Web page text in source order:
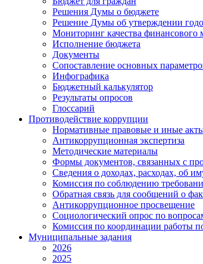
Решения Думы о бюджете
Решение Думы об утверждении
Мониторинг качества финансового
Исполнение бюджета
Документы
Сопоставление основных
Инфографика
Бюджетный калькулятор
Результаты опросов
Глоссарий
Противодействие коррупции
Нормативные правовые и иные
Антикоррупционная экспертиза
Методические материалы
Формы документов, связанных с
Сведения о доходах, расходах, об
Комиссия по соблюдению
Обратная связь для сообщений о
Антикоррупционное просвещение
Социологический опрос по
Комиссия по координации работы
Муниципальные задания
2026
2025